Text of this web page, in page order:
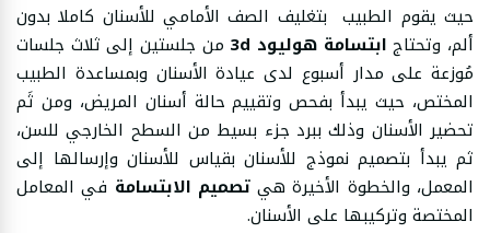
حيث يقوم الطبيب بتغليف الصف الأمامي للأسنان كاملا بدون
ألم، وتحتاج ابتسامة هوليود 3d
من جلستين إلى ثلاث جلسات
مُوزعة على مدار أسبوع لدى عيادة الأسنان وبمساعدة الطبيب
المختص، حيث يبدأ بفحص وتقييم حالة أسنان المريض، ومن ثَم
تحضير الأسنان وذلك ببرد جزء بسيط من السطح الخارجي للسن،
ثم يبدأ بتصميم نموذج للأسنان بقياس للأسنان وإرسالها إلى
المعمل، والخطوة الأخيرة هيتصميم الابتسامة في المعامل
المختصة وتركيبها على الأسنان.